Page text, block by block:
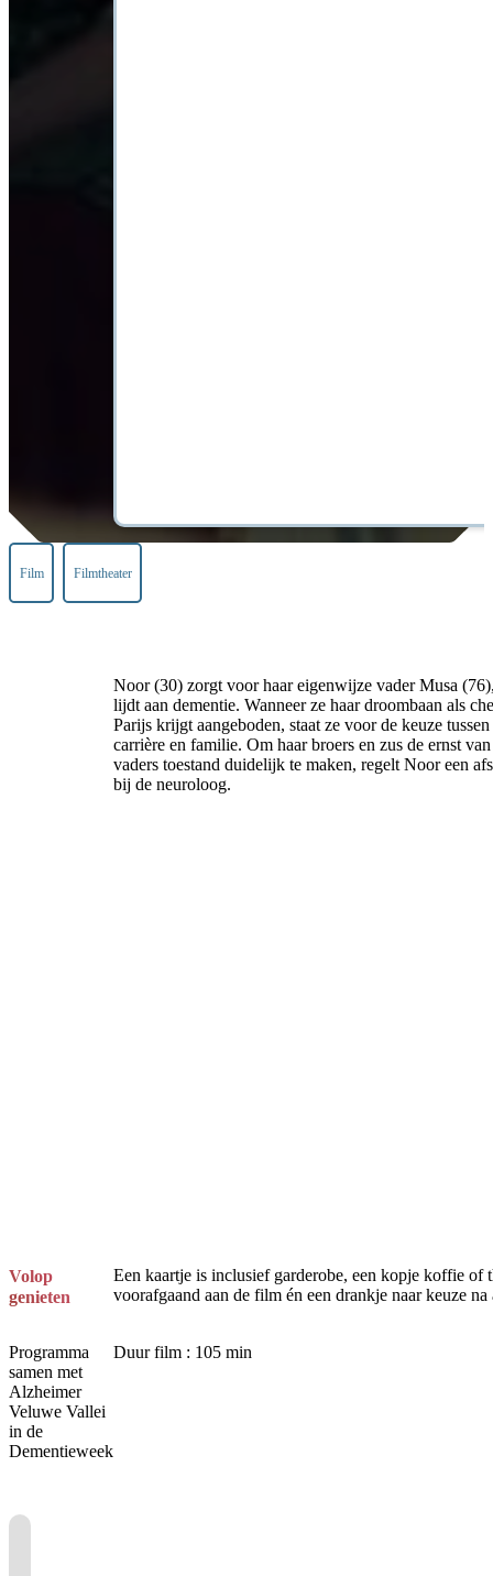
Film Filmtheater
Noor (30) zorgt voor haar eigenwijze vader Musa
lijdt aan dementie. Wanneer ze haar droombaan als
Parijs krijgt aangeboden, staat ze voor de keuze tussen
carrière en familie. Om haar broers en zus de ernst
vaders toestand duidelijk te maken, regelt Noor een
bij de neuroloog.
Volop
genieten
Een kaartje is inclusief garderobe, een kopje koffie of
voorafgaand aan de film én een drankje naar keuze
Programma
samen met
Alzheimer
Veluwe Vallei
in de
Dementieweek
Duur film : 105 min